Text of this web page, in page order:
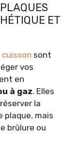
ET
cuisson sont
vos
en
à gaz. Elles
la
plaque, mais
brûlure ou